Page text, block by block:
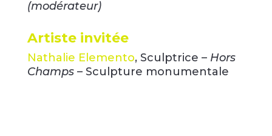
(modérateur)
Artiste invitée
Nathalie Elemento, Sculptrice – Hors
Champs– Sculpture monumentale